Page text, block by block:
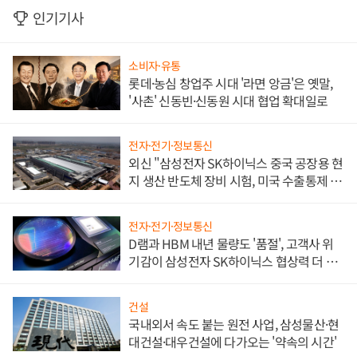
인기기사
소비자·유통
롯데·농심 창업주 시대 '라면 앙금'은 옛말,
'사촌' 신동빈·신동원 시대 협업 확대일로
전자·전기·정보통신
외신 "삼성전자 SK하이닉스 중국 공장용 현
지 생산 반도체 장비 시험, 미국 수출통제 대
전자·전기·정보통신
D램과 HBM 내년 물량도 '품절', 고객사 위
기감이 삼성전자 SK하이닉스 협상력 더 키
건설
국내외서 속도 붙는 원전 사업, 삼성물산·현
대건설·대우건설에 다가오는 '약속의 시간'